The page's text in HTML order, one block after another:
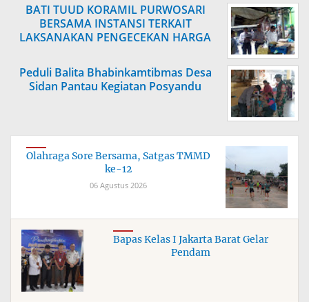
BATI TUUD KORAMIL PURWOSARI
BERSAMA INSTANSI TERKAIT
LAKSANAKAN PENGECEKAN HARGA
Peduli Balita Bhabinkamtibmas Desa
Sidan Pantau Kegiatan Posyandu
Olahraga Sore Bersama, Satgas TMMD
ke-12
06 Agustus 2026
Bapas Kelas I Jakarta Barat Gelar
Pendam